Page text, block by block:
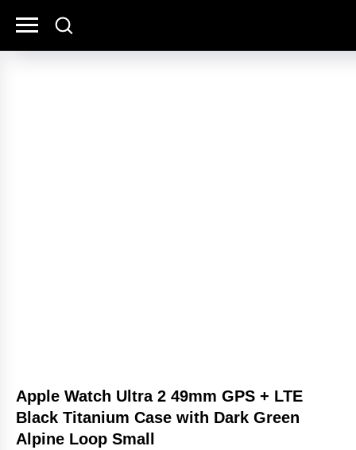
Apple Watch Ultra 2 49mm GPS + LTE
Black Titanium Case with Dark Green
Alpine Loop Small